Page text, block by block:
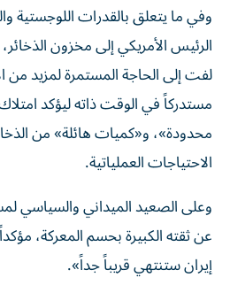
وفي ما يتعلق بالقدرات اللوجستية
الرئيس الأمريكي إلى مخزون
لفت إلى الحاجة المستمرة لمزيد
مستدركاً في الوقت ذاته ليؤكد
محدودة»، و«كميات هائلة» من
الاحتياجات العملياتية.
وعلى الصعيد الميداني والسياسي
عن ثقته الكبيرة بحسم المعركة،
إيران ستنتهي قريباً جداً».